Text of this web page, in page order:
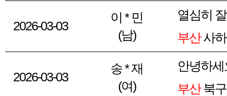
2026-03-03
이 * 민
(남)
열심히
부산사
2026-03-03
송 * 재
(여)
안녕하
부산북